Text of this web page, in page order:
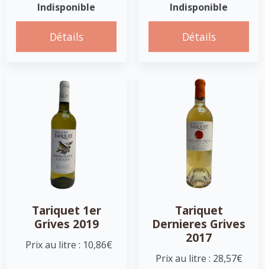
Indisponible
Détails
Indisponible
Détails
Tariquet 1er
Grives 2019
Prix au litre : 10,86€
Tariquet
Dernieres Grives
2017
Prix au litre : 28,57€